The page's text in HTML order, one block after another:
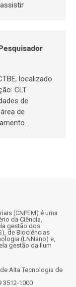
localizado
CLT
de
de
(CNPEM) é uma
da Ciência,
gestão dos
de Biociências
(LNNano) e,
gestão da Ilum
Alta Tecnologia de
3512-1000